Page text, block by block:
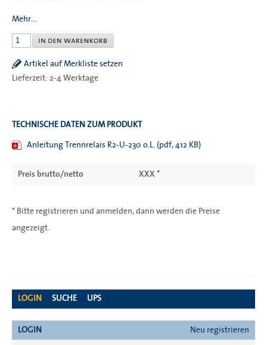
Mehr...
Artikel auf Merkliste setzen
Lieferzeit: 2-4 Werktage
TECHNISCHE DATEN ZUM PRODUKT
Anleitung Trennrelais R2-U-230 o.L. (pdf, 412 KB)
Preis brutto/netto XXX *
* Bitte registrieren und anmelden, dann werden die Preise
angezeigt.
LOGIN SUCHE UPS
LOGIN Neu registrieren